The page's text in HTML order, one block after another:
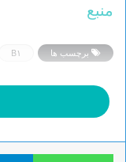
منبع
برچسب ها B۱
واتس آپ